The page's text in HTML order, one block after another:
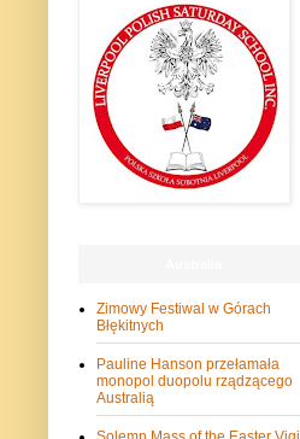
Zimowy Festiwal w Górach
Błękitnych
Pauline Hanson przełamała
monopol duopolu rządzącego
Australią